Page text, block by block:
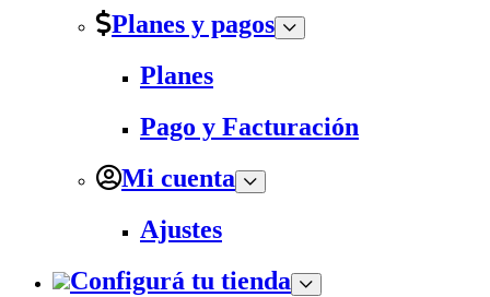
Planes y pagos
Planes
Pago y Facturación
Mi cuenta
Ajustes
Configurá tu tienda